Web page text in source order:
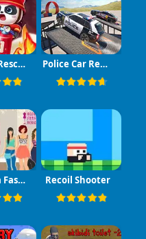
Fireman Rescue Maze Police Car Real Cop Simulator
Become a Fashion Designer Recoil Shooter